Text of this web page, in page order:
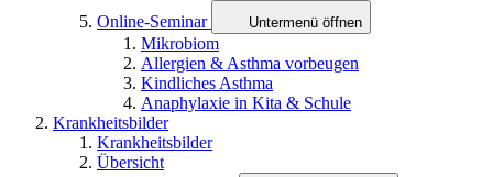
Online-Seminar
Untermenü öffnen
Mikrobiom
Allergien & Asthma vorbeugen
Kindliches Asthma
Anaphylaxie in Kita & Schule
Krankheitsbilder
Krankheitsbilder
Übersicht